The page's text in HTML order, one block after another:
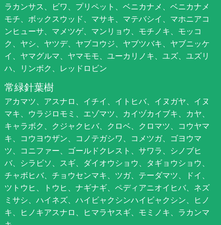
ラカンサス、ビワ、プリペット、ベニカナメ、ベニカナメ
モチ、ボックスウッド、マサキ、マテバシイ、マホニアコ
ンヒューサ、マメツゲ、マンリョウ、モチノキ、モッコ
ク、ヤシ、ヤツデ、ヤブコウジ、ヤブツバキ、ヤブニッケ
イ、ヤマグルマ、ヤマモモ、ユーカリノキ、ユズ、ユズリ
ハ、リンボク、レッドロビン
常緑針葉樹
アカマツ、アスナロ、イチイ、イトヒバ、イヌガヤ、イヌ
マキ、ウラジロモミ、エゾマツ、カイヅカイブキ、カヤ、
キャラボク、クジャクヒバ、クロベ、クロマツ、コウヤマ
キ、コウヨウザン、コノテガシワ、コメツガ、ゴヨウマ
ツ、コニファー、ゴールドクレスト、サワラ、シノブヒ
バ、シラビソ、スギ、ダイオウショウ、タギョウショウ、
チャボヒバ、チョウセンマキ、ツガ、テーダマツ、ドイ、
ツトウヒ、トウヒ、ナギナギ、ペディアニオイヒバ、ネズ
ミサシ、ハイネズ、ハイビャクシンハイビャクシン、ヒノ
キ、ヒノキアスナロ、ヒマラヤスギ、モミノキ、ラカンマ